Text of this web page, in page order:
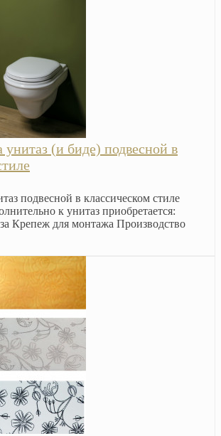
унитаз (и биде) подвесной в
подвесной в классическом стиле
к унитаз приобретается:
Крепеж для монтажа Производство